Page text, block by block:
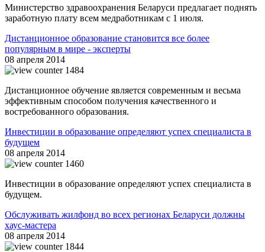
Министерство здравоохранения Беларуси предлагает поднять
заработную плату всем медработникам с 1 июля.
Дистанционное образование становится все более
популярным в мире - эксперты
08 апреля 2014
1484
Дистанционное обучение является современным и весьма
эффективным способом получения качественного и
востребованного образования.
Инвестиции в образование определяют успех специалиста в
будущем
08 апреля 2014
1460
Инвестиции в образование определяют успех специалиста в
будущем.
Обслуживать жилфонд во всех регионах Беларуси должны
хаус-мастера
08 апреля 2014
1844